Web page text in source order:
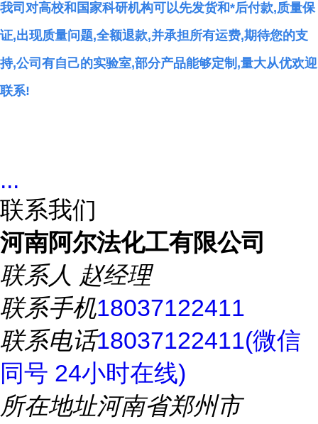
我司对高校和国家科研机构可以先发货和*后付款,质量保
证,出现质量问题,全额退款,并承担所有运费,期待您的支
持,公司有自己的实验室,部分产品能够定制,量大从优欢迎
联系!
...
联系我们
河南阿尔法化工有限公司
联系人 赵经理
联系手机18037122411
联系电话18037122411(微信
同号 24小时在线)
所在地址河南省郑州市